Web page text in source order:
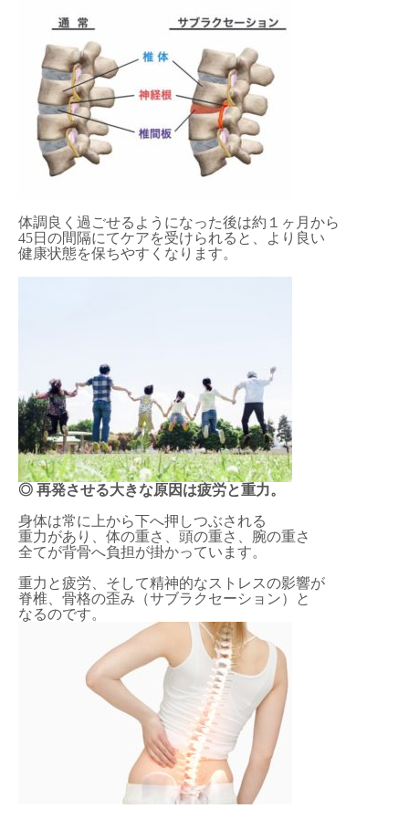
体調良く過ごせるようになった後は約１ヶ月から
45日の間隔にてケアを受けられると、より良い
健康状態を保ちやすくなります。
◎ 再発させる大きな原因は疲労と重力。
身体は常に上から下へ押しつぶされる
重力があり、体の重さ、頭の重さ、腕の重さ
全てが背骨へ負担が掛かっています。
重力と疲労、そして精神的なストレスの影響が
脊椎、骨格の歪み（サブラクセーション）と
なるのです。